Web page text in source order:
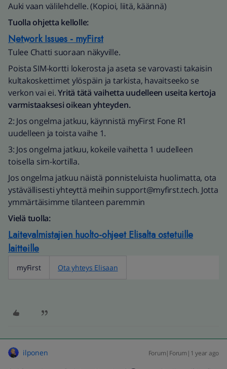
Auki vaan välilehdelle. (Kopioi, liitä, käännä)
Tuolla ohjetta kellolle:
Network Issues - myFirst
Tulee Chatti suoraan näkyville.
Poista SIM-kortti lokerosta ja aseta se varovasti takaisin
kultakoskettimet ylöspäin ja tarkista, havaitseeko se
verkon vai ei.Yritä tätä vaihetta uudelleen useita kertoja
varmistaaksesi oikean yhteyden.
2: Jos ongelma jatkuu, käynnistä myFirst Fone R1
uudelleen ja toista vaihe 1.
3: Jos ongelma jatkuu, kokeile vaihetta 1 uudelleen
toisella sim-kortilla.
Jos ongelma jatkuu näistä ponnisteluista huolimatta, ota
ystävällisesti yhteyttä meihin support@myfirst.tech. Jotta
ymmärtäisimme tilanteen paremmin
Vielä tuolla:
Laitevalmistajien huolto-ohjeet Elisalta ostetuille
laitteille
myFirst Ota yhteys Elisaan
ilponen Forum|Forum|1 year ago